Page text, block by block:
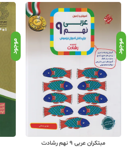
موجود
مبتکران عربی 9 نهم رشادت
موجود